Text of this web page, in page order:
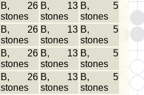
B, 26
stones
B, 13
stones
B, 5
stones
B, 26
stones
B, 13
stones
B, 5
stones
B, 26
stones
B, 13
stones
B, 5
stones
B, 26
stones
B, 13
stones
B, 5
stones